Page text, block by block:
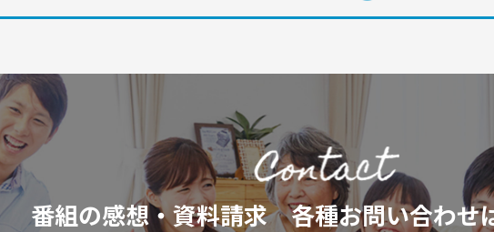
番組の感想・資料請求各種お問い合わせ